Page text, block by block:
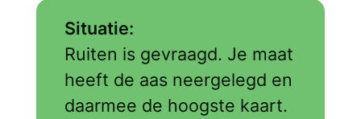
Situatie:
Ruiten is gevraagd. Je maat
heeft de aas neergelegd en
daarmee de hoogste kaart.